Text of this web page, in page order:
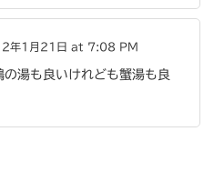
年1月21日 at 7:08 PM
湯も良いけれども蟹湯も良